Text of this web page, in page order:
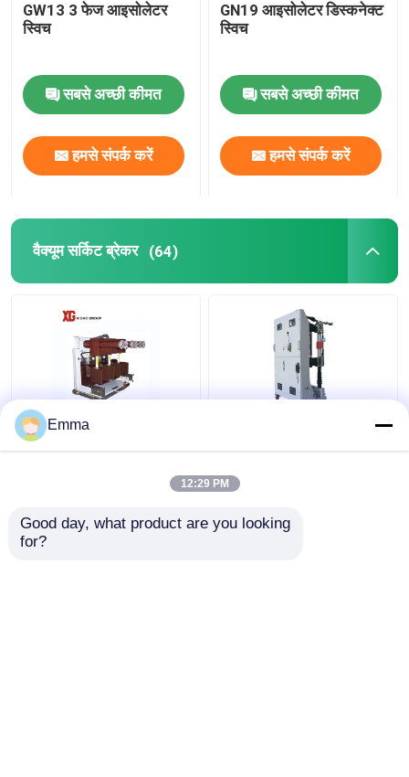
GW13 3 फेज आइसोलेटर
स्विच
सबसे अच्छी कीमत
हमसे संपर्क करें
GN19 आइसोलेटर डिस्कनेक्ट
स्विच
सबसे अच्छी कीमत
हमसे संपर्क करें
वैक्यूम सर्किट ब्रेकर (64)
उच्च वोल्टेज वैक्यूम सर्किट
ब्रेकर
सबसे अच्छी कीमत
सर्किट ब्रेकर
सबसे अच्छी कीमत
Emma
12:29 PM
Good day, what product are you looking
for?